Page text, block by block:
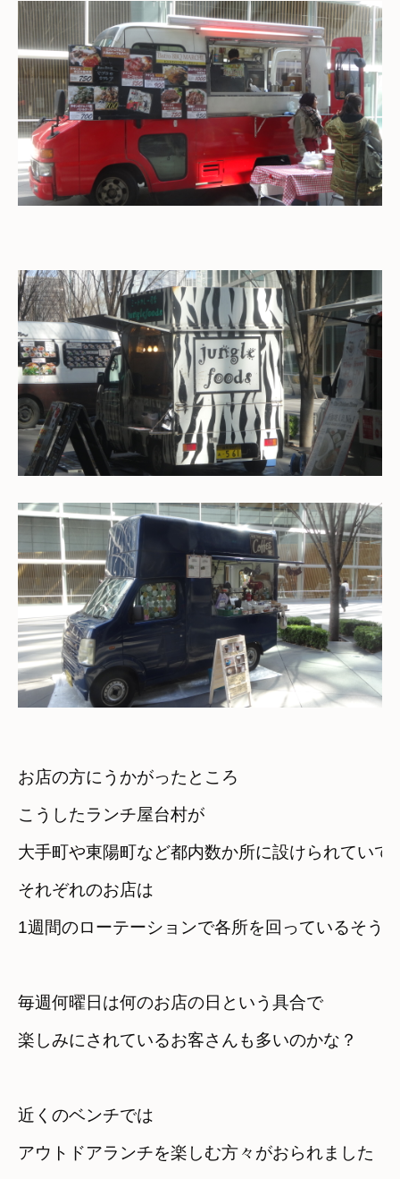
お店の方にうかがったところ
こうしたランチ屋台村が
大手町や東陽町など都内数か所に設けられていて
それぞれのお店は
1週間のローテーションで各所を回っているそう
毎週何曜日は何のお店の日という具合で
楽しみにされているお客さんも多いのかな？
近くのベンチでは
アウトドアランチを楽しむ方々がおられました